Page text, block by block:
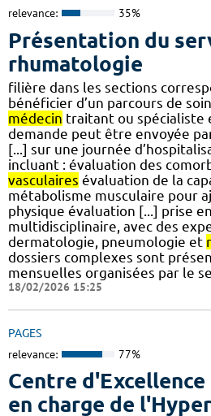
relevance: 35%
Présentation du
rhumatologie
filière dans les sections
bénéficier d’un parcours de
médecin traitant ou spécialiste
demande peut être envoyée
[...] sur une journée
incluant : évaluation des
vasculaires évaluation de la
métabolisme musculaire pour
physique évaluation [...] prise
multidisciplinaire, avec des
dermatologie, pneumologie et
dossiers complexes sont
mensuelles organisées par le
18/02/2026 15:25
PAGES
relevance: 77%
Centre
en charge de